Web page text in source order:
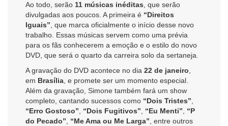
Ao todo, serão 11 músicas inéditas , que serão
divulgadas aos poucos. A primeira é “Direitos
Iguais” , que marca oficialmente o início desse novo
trabalho. Essas músicas servem como uma prévia
para os fãs conhecerem a emoção e o estilo do novo
DVD, que será o quarto da carreira solo da sertaneja.
A gravação do DVD acontece no dia 22 de janeiro
em Brasília , e promete ser um momento especial.
Além da gravação, Simone também fará um show
completo, cantando sucessos como “Dois Tristes”
“Erro Gostoso”
“Dois Fugitivos” “Eu Menti”
“P
do Pecado”
“Me Ama ou Me Larga” , entre outros